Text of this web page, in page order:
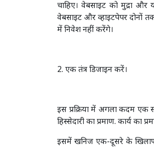
चाहिए। वेबसाइट को मुद्रा
वेबसाइट और व्हाइटपेपर दोनों
में निवेश नहीं करेंगे।
2. एक तंत्र डिजाइन करें।
इस प्रक्रिया में अगला कदम एक
हिस्सेदारी का प्रमाण. कार्य का
इसमें खनिज एक-दूसरे के खिलाफ